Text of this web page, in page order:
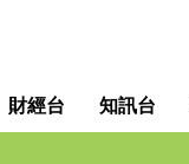
財經台 知訊台